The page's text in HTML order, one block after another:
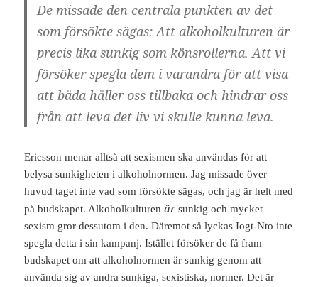
De missade den centrala punkten av det
som försökte sägas: Att alkoholkulturen är
precis lika sunkig som könsrollerna. Att vi
försöker spegla dem i varandra för att visa
att båda håller oss tillbaka och hindrar oss
från att leva det liv vi skulle kunna leva.
Ericsson menar alltså att sexismen ska användas för att
belysa sunkigheten i alkoholnormen. Jag missade över
huvud taget inte vad som försökte sägas, och jag är helt med
på budskapet. Alkoholkulturenär sunkig och mycket
sexism gror dessutom i den. Däremot så lyckas Iogt-Nto inte
spegla detta i sin kampanj. Istället försöker de få fram
budskapet om att alkoholnormen är sunkig genom att
använda sig av andra sunkiga, sexistiska, normer. Det är